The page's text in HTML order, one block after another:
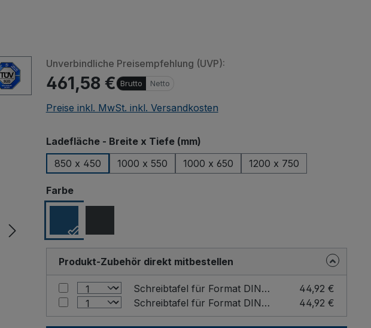
an Drittanbieter übermittelt. Klicken Sie auf "Erlauben" um das Laden von
Unverbindliche Preisempfehlung (UVP):
461,58 € Brutto Netto
Preise inkl. MwSt. inkl. Versandkosten
Ladefläche - Breite x Tiefe (mm)auswählen
850 x 450
1000 x 550 1000 x 650 1200 x 750
Farbeauswählen
Produkt-Zubehör direkt mitbestellen
Schreibtafel für Format DIN A4 Farbe: Buche / Format: DIN A4 hoch
44,92 €
Schreibtafel für Format DIN A4 Farbe: Buche / Format: DIN A4 quer
44,92 €